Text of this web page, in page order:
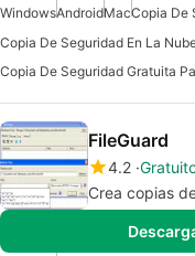
WindowsAndroidMacCopia De
FileGuard
4.2
Crea copias